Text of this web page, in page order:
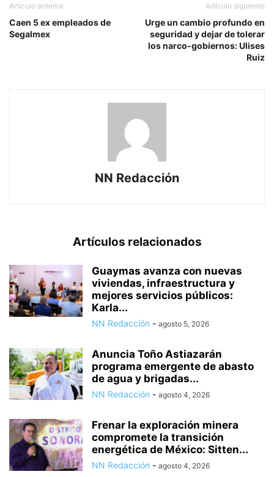
Artículo anterior
Caen 5 ex empleados de
Segalmex
Artículo siguiente
Urge un cambio profundo en
seguridad y dejar de tolerar
los narco-gobiernos: Ulises
Ruiz
NN Redacción
Artículos relacionados
Guaymas avanza con nuevas
viviendas, infraestructura y
mejores servicios públicos:
Karla...
NN Redacción - agosto 5, 2026
Anuncia Toño Astiazarán
programa emergente de abasto
de agua y brigadas...
NN Redacción - agosto 4, 2026
Frenar la exploración minera
compromete la transición
energética de México: Sitten...
NN Redacción - agosto 4, 2026